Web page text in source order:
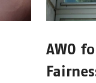
AWO